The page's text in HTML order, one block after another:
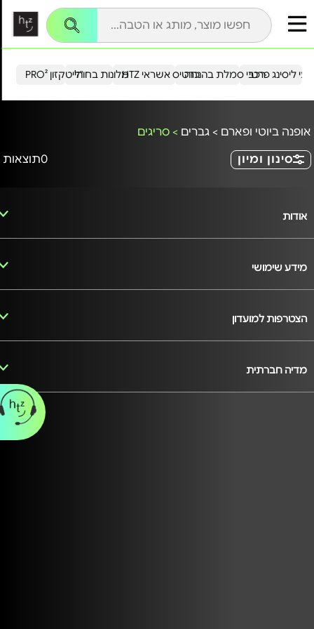
הייטקזון PRO²מלונות בחו"ל כרטיס אשראי HTZ ליסינג פרטירכבי סמלת בהנחה
אופנה ביוטי ופארם > גברים > סריגים
סינון ומיון
0תוצאות
אודות
מידע שימושי
הצטרפות למועדון
מדיה חברתית